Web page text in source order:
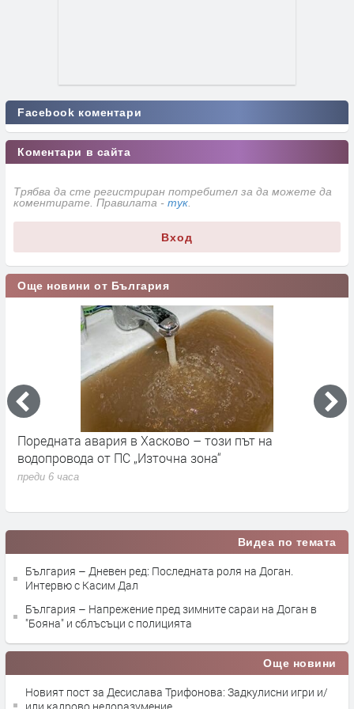
Facebook коментари
Коментари в сайта
Трябва да сте регистриран потребител за да можете да
коментирате. Правилата - тук
Вход
Още новини от България
До 36 градуса и слънчево време в България днес
преди 16 часа
Видеа по темата
България – Дневен ред: Последната роля на Доган.
Интервю с Касим Дал
България – Напрежение пред зимните сараи на Доган в
"Бояна" и сблъсъци с полицията
Още новини
Новият пост за Десислава Трифонова: Задкулисни игри и/
или кадрово недоразумение